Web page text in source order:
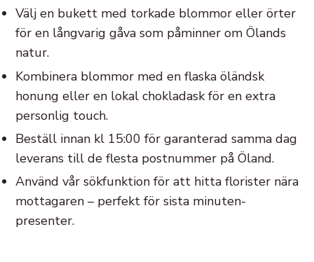
Välj en bukett med torkade blommor eller örter
för en långvarig gåva som påminner om Ölands
natur.
Kombinera blommor med en flaska öländsk
honung eller en lokal chokladask för en extra
personlig touch.
Beställ innan kl 15:00 för garanterad samma dag
leverans till de flesta postnummer på Öland.
Använd vår sökfunktion för att hitta florister nära
mottagaren – perfekt för sista minuten-
presenter.